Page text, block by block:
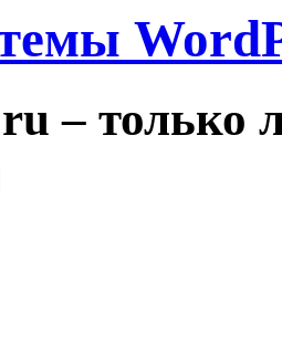
– только